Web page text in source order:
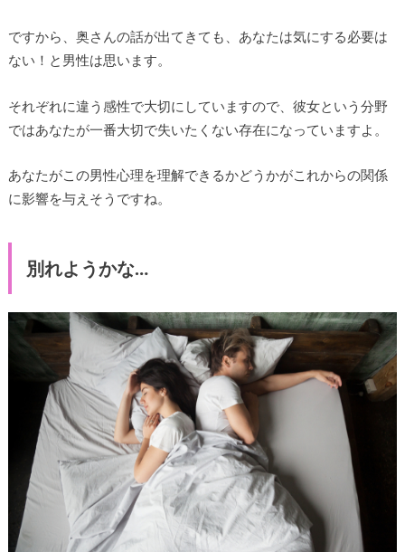
ですから、奥さんの話が出てきても、あなたは気にする必要は
ない！と男性は思います。
それぞれに違う感性で大切にしていますので、彼女という分野
ではあなたが一番大切で失いたくない存在になっていますよ。
あなたがこの男性心理を理解できるかどうかがこれからの関係
に影響を与えそうですね。
別れようかな…